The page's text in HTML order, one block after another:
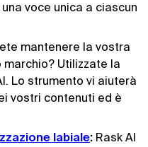
voce unica a ciascun
mantenere la vostra
Utilizzate la
Lo strumento vi aiuterà
vostri contenuti ed è
labiale: Rask AI